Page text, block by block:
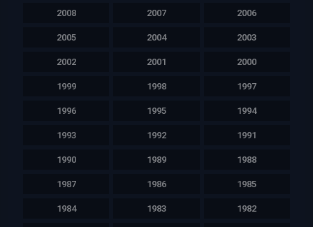
2008 2007 2006
2005 2004 2003
2002 2001 2000
1999 1998 1997
1996 1995 1994
1993 1992 1991
1990 1989 1988
1987 1986 1985
1984 1983 1982